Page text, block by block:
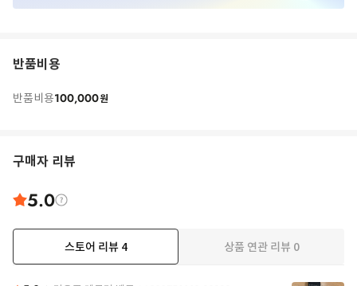
반품비용
반품비용100,000원
구매자 리뷰
5.0
스토어 리뷰 4 상품 연관 리뷰 0